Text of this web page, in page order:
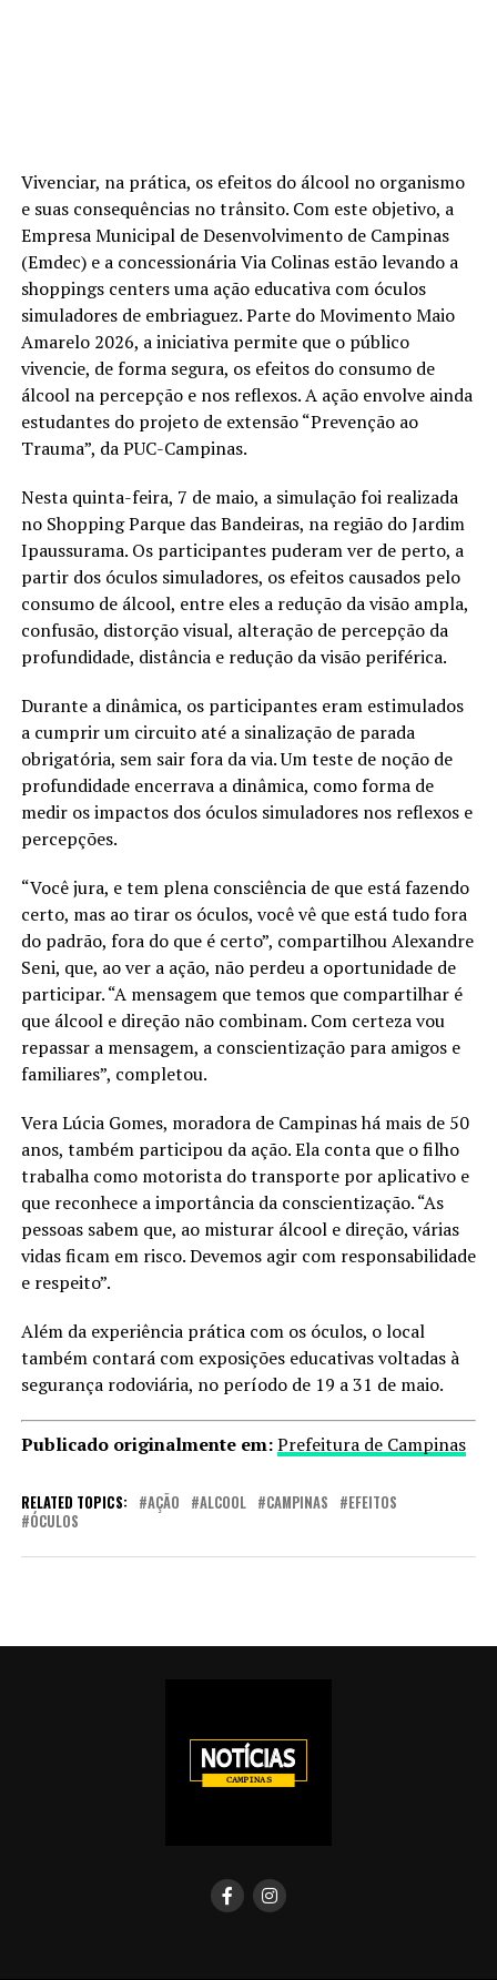
Vivenciar, na prática, os efeitos do álcool no organismo
e suas consequências no trânsito. Com este objetivo, a
Empresa Municipal de Desenvolvimento de Campinas
(Emdec) e a concessionária Via Colinas estão levando a
shoppings centers uma ação educativa com óculos
simuladores de embriaguez. Parte do Movimento Maio
Amarelo 2026, a iniciativa permite que o público
vivencie, de forma segura, os efeitos do consumo de
álcool na percepção e nos reflexos. A ação envolve ainda
estudantes do projeto de extensão “Prevenção ao
Trauma”, da PUC-Campinas.
Nesta quinta-feira, 7 de maio, a simulação foi realizada
no Shopping Parque das Bandeiras, na região do Jardim
Ipaussurama. Os participantes puderam ver de perto, a
partir dos óculos simuladores, os efeitos causados pelo
consumo de álcool, entre eles a redução da visão ampla,
confusão, distorção visual, alteração de percepção da
profundidade, distância e redução da visão periférica.
Durante a dinâmica, os participantes eram estimulados
a cumprir um circuito até a sinalização de parada
obrigatória, sem sair fora da via. Um teste de noção de
profundidade encerrava a dinâmica, como forma de
medir os impactos dos óculos simuladores nos reflexos e
percepções.
“Você jura, e tem plena consciência de que está fazendo
certo, mas ao tirar os óculos, você vê que está tudo fora
do padrão, fora do que é certo”, compartilhou Alexandre
Seni, que, ao ver a ação, não perdeu a oportunidade de
participar. “A mensagem que temos que compartilhar é
que álcool e direção não combinam. Com certeza vou
repassar a mensagem, a conscientização para amigos e
familiares”, completou.
Vera Lúcia Gomes, moradora de Campinas há mais de 50
anos, também participou da ação. Ela conta que o filho
trabalha como motorista do transporte por aplicativo e
que reconhece a importância da conscientização. “As
pessoas sabem que, ao misturar álcool e direção, várias
vidas ficam em risco. Devemos agir com responsabilidade
e respeito”.
Além da experiência prática com os óculos, o local
também contará com exposições educativas voltadas à
segurança rodoviária, no período de 19 a 31 de maio.
Publicado originalmente em:Prefeitura de Campinas
RELATED TOPICS: AÇÃO ALCOOL CAMPINAS
EFEITOS
ÓCULOS